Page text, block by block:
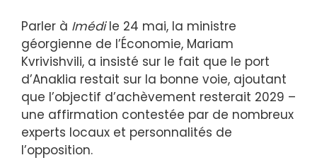
Parler à Imédile 24 mai, la ministre
géorgienne de l’Économie, Mariam
Kvrivishvili, a insisté sur le fait que le port
d’Anaklia restait sur la bonne voie, ajoutant
que l’objectif d’achèvement resterait 2029 –
une affirmation contestée par de nombreux
experts locaux et personnalités de
l’opposition.